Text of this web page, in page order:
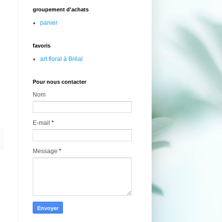
groupement d'achats
panier
favoris
art floral à Bréal
Pour nous contacter
Nom
E-mail *
Message *